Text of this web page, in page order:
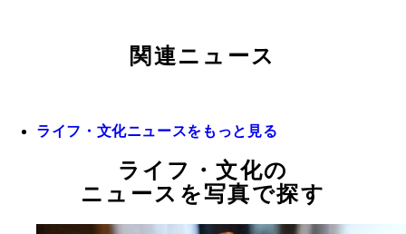
関連ニュース
ライフ・文化ニュースをもっと見る
ライフ・文化の
ニュースを写真で探す